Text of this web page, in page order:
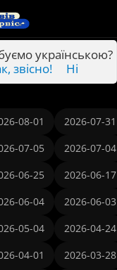
08-01 2026-07-31
07-05 2026-07-04
06-25 2026-06-17
06-04 2026-06-03
05-04 2026-04-24
04-01 2026-03-28
українською?
звісно!
Ні